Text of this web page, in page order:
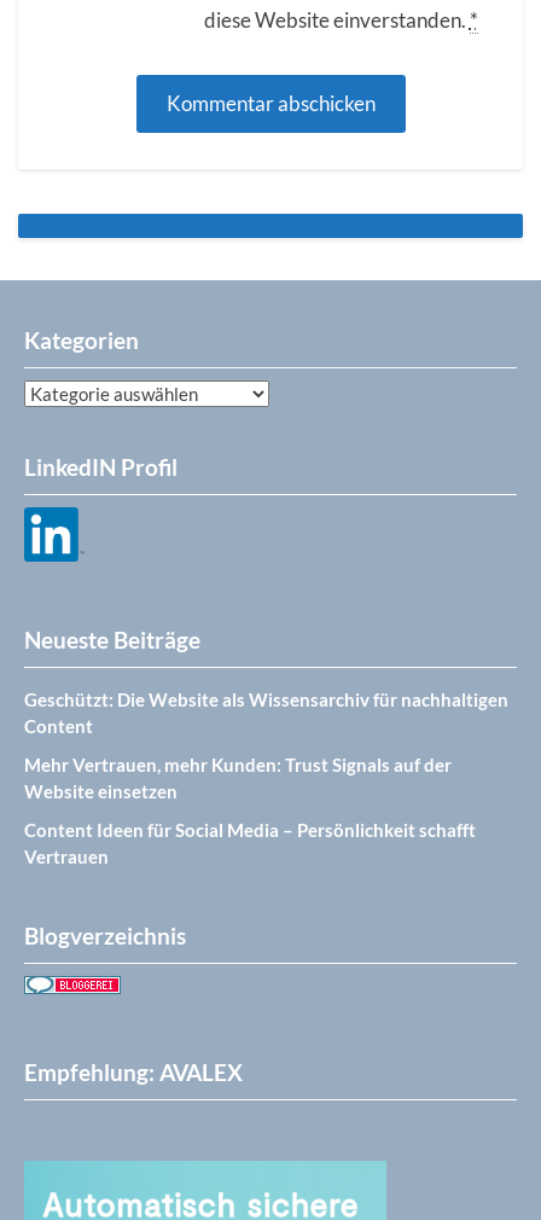
diese Website einverstanden. *
Kategorien
Kategorien
LinkedIN Profil
Neueste Beiträge
Geschützt: Die Website als Wissensarchiv für nachhaltigen
Content
Mehr Vertrauen, mehr Kunden: Trust Signals auf der
Website einsetzen
Content Ideen für Social Media – Persönlichkeit schafft
Vertrauen
Blogverzeichnis
Empfehlung: AVALEX